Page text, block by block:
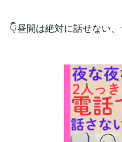
👇昼間は絶対に話せない